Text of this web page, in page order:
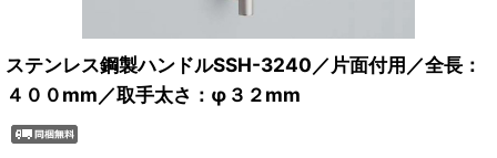
ステンレス鋼製ハンドルSSH-3240／片面付用／全長：
４００mm／取手太さ：φ３２mm